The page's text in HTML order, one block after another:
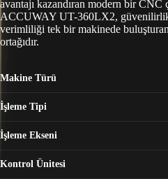
avantajı kazandıran modern bir CNC
ACCUWAY UT-360LX2,
verimliliği tek bir makinede
ortağıdır.
Makine Türü
İşleme Tipi
İşleme Ekseni
Kontrol Ünitesi